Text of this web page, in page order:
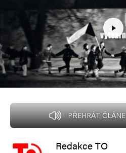
PŘEHRÁT
Redakce TO